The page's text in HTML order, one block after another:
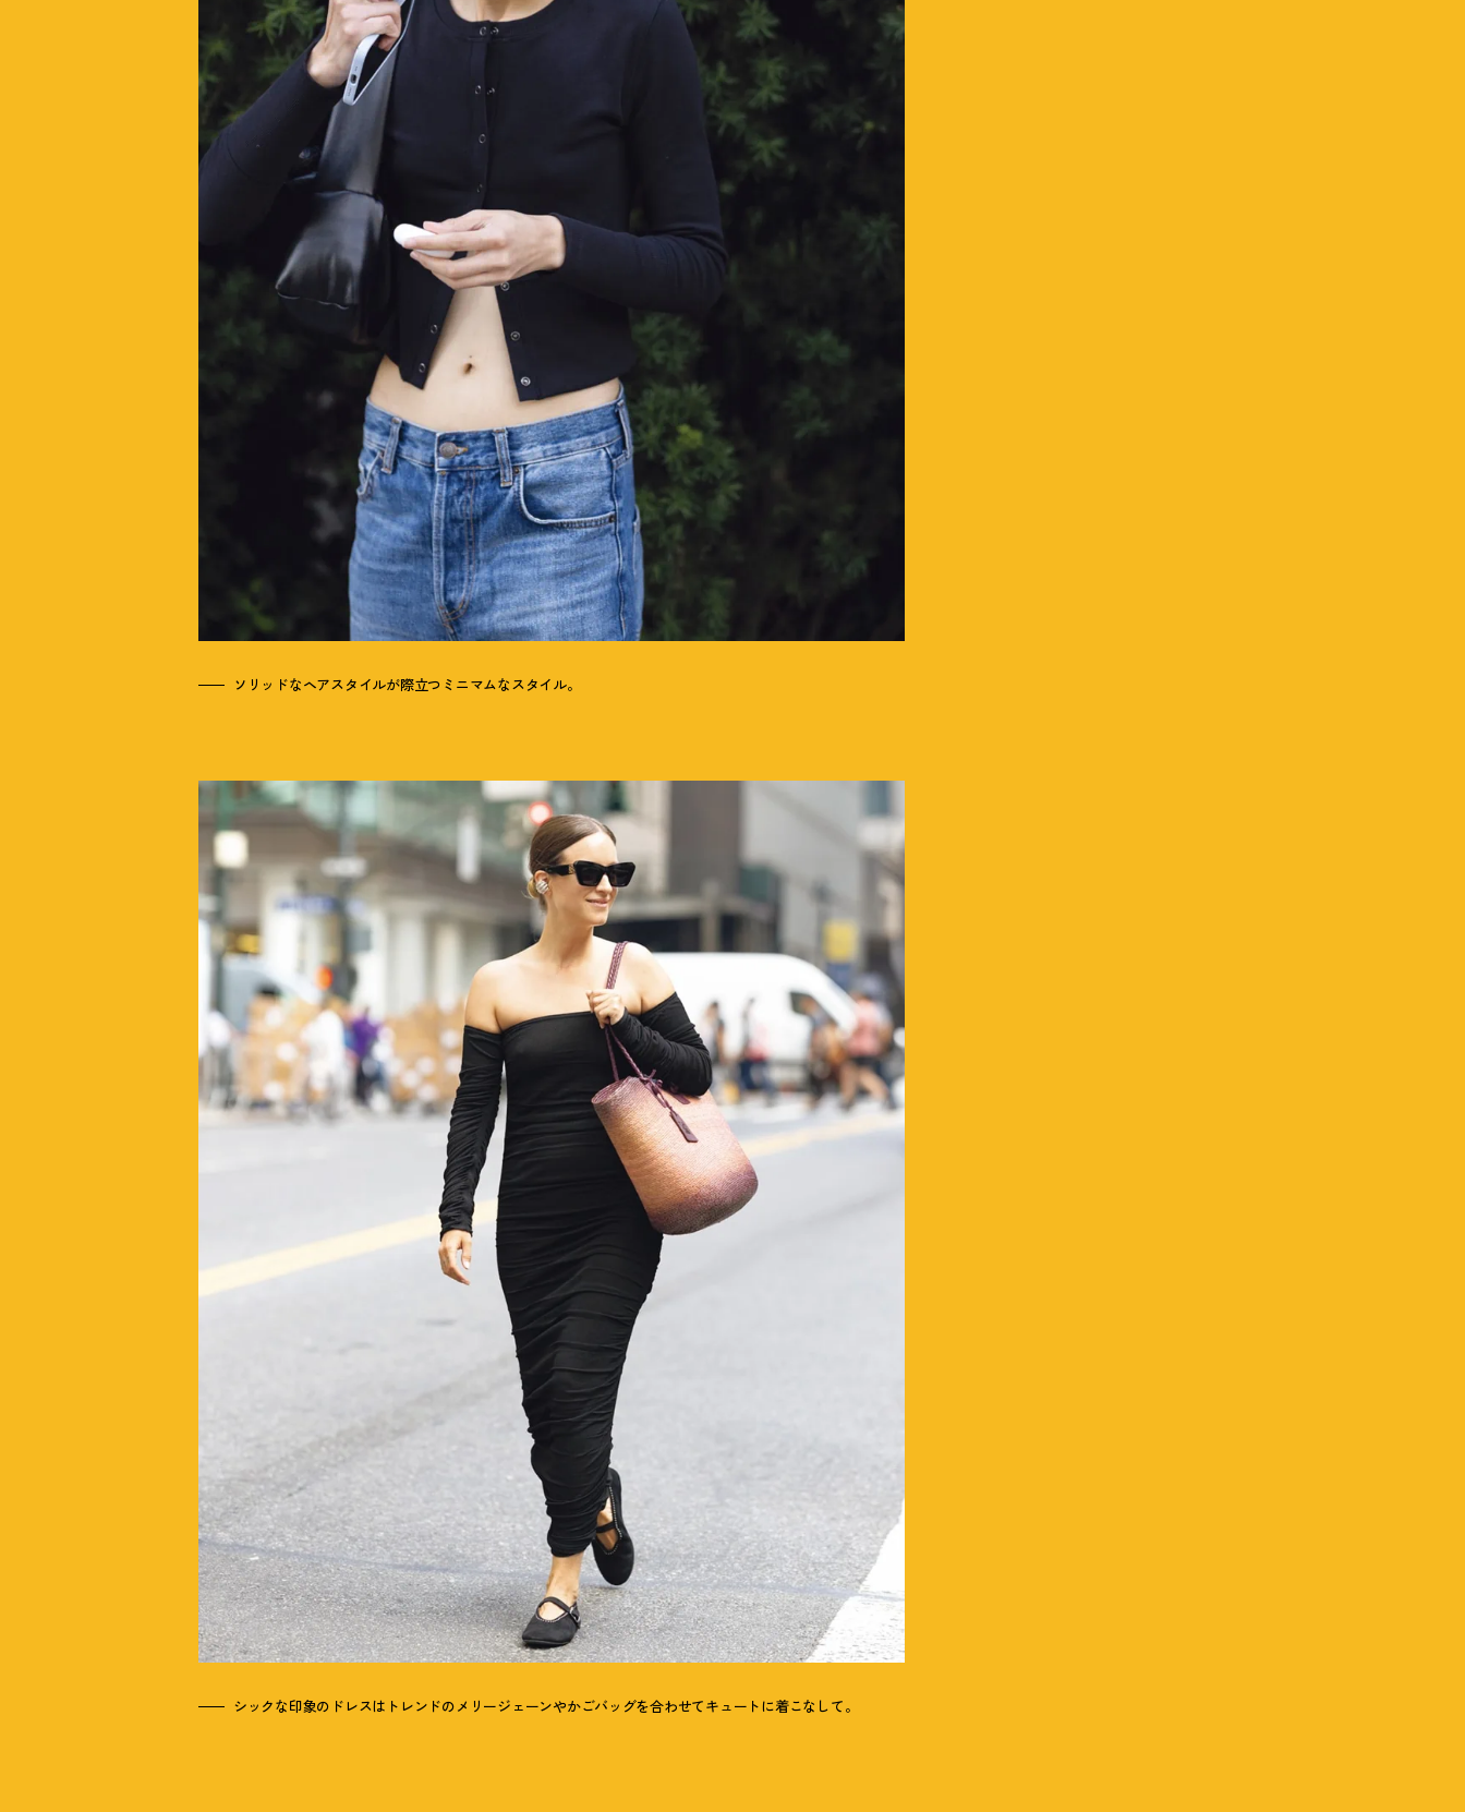
ソリッドなヘアスタイルが際立つミニマムなスタイル。
シックな印象のドレスはトレンドのメリージェーンやかごバッグを合わせてキュートに着こなして。